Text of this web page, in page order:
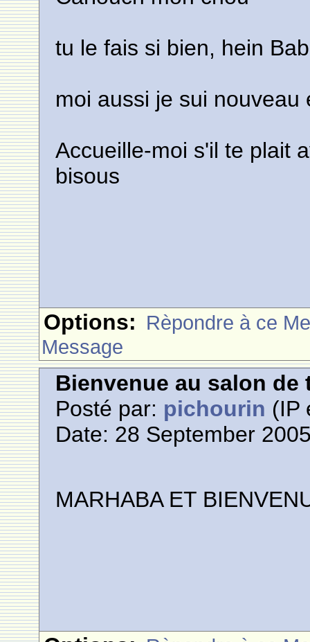
tu le fais si bien, hein
moi aussi je sui
Accueille-moi s'il te plait
bisous
Options: Rèpondre à ce
Message
Bienvenue au salon de
Posté par: pichourin (IP
Date: 28 September
MARHABA ET BIENVEN